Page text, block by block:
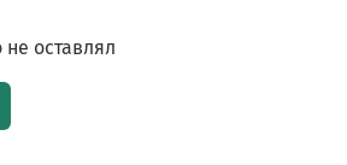
оставлял